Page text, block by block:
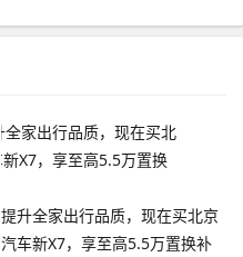
提升全家出行品质，现在买北京
汽车新X7，享至高5.5万置换补